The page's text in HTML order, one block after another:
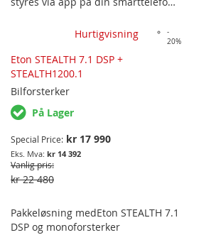
(THD+N) på 0.003% @ 5W RMS,
høynivåinnganger, digitalinngang
og høyoppløselig Wifi-strømming
(Android & iOS) er bare noe av
funksjonene Eton har klart å få i en
liten boks som kan gjemmes i
hvilken som helst bil. Perfekt for å
Base eller Hifi lydpakke med en
bass under hvert sete med sine
2x180W dedikerte basskanaler. 10…
Hurtigvisning
-
20%
Eton STEALTH 7.1 DSP +
STEALTH1200.1
Bilforsterker
På Lager
Special Price kr 17 990
kr 14 392
Vanlig pris
kr 22 480
Pakkeløsning medEton STEALTH 7.1
DSP og monoforsterker